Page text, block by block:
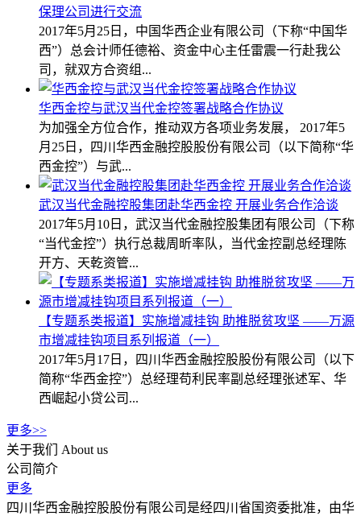
保理公司进行交流
2017年5月25日，中国华西企业有限公司（下称“中国华
西”）总会计师任德裕、资金中心主任雷震一行赴我公
司，就双方合资组...
华西金控与武汉当代金控签署战略合作协议
为加强全方位合作，推动双方各项业务发展， 2017年5
月25日，四川华西金融控股股份有限公司（以下简称“华
西金控”）与武...
武汉当代金融控股集团赴华西金控 开展业务合作洽谈
2017年5月10日，武汉当代金融控股集团有限公司（下称
“当代金控”）执行总裁周昕率队，当代金控副总经理陈
开方、天乾资管...
【专题系类报道】实施增减挂钩 助推脱贫攻坚 ——万源
市增减挂钩项目系列报道（一）
2017年5月17日，四川华西金融控股股份有限公司（以下
简称“华西金控”）总经理苟利民率副总经理张述军、华
西崛起小贷公司...
更多>>
关于我们
About us
公司简介
更多
四川华西金融控股股份有限公司是经四川省国资委批准，由华